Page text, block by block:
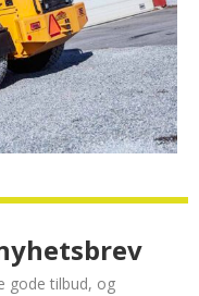
gode tilbud, og